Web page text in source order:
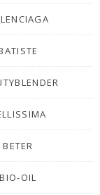
BETER
BIO-OIL